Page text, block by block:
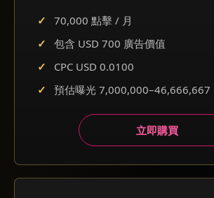
70,000 點擊 / 月
包含 USD 700 廣告價值
CPC USD 0.0100
預估曝光 7,000,000–46,666,667
立即購買